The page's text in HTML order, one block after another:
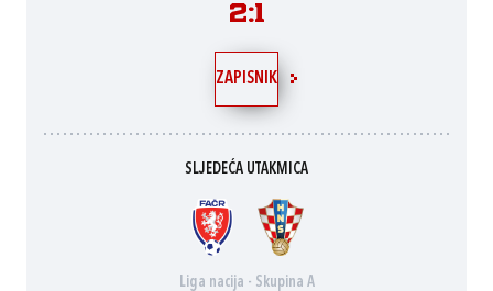
2:1
ZAPISNIK
SLJEDEĆA UTAKMICA
Liga nacija - Skupina A